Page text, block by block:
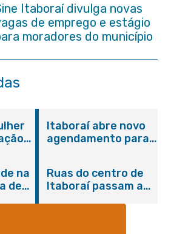
Itaboraí divulga novas
de emprego e estágio
moradores do município
e
Itaboraí abre novo
agendamento para
na
de
Ruas do centro de
Itaboraí passam a